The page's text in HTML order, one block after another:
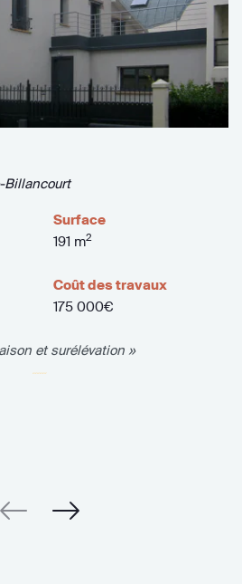
Billancourt
Surface
191 m2
Coût des travaux
175 000€
et surélévation »